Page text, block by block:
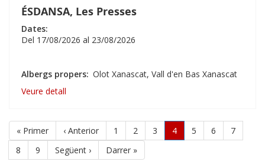
ÉSDANSA, Les Presses
Dates:
Del 17/08/2026 al 23/08/2026
Albergs propers Olot Xanascat Vall d'en Bas Xanascat
Veure detall
Paginació
Primera
pàgina
« Primer
Pàgina
anterior
‹ Anterior Pàgina
1 Pàgina
2 Pàgina
3
Pàgina
actual
4 Pàgina
5 Pàgina
6 Pàgina
7
Pàgina
8 Pàgina
9
Pàgina
següent
Següent ›
Última
pàgina
Darrer »